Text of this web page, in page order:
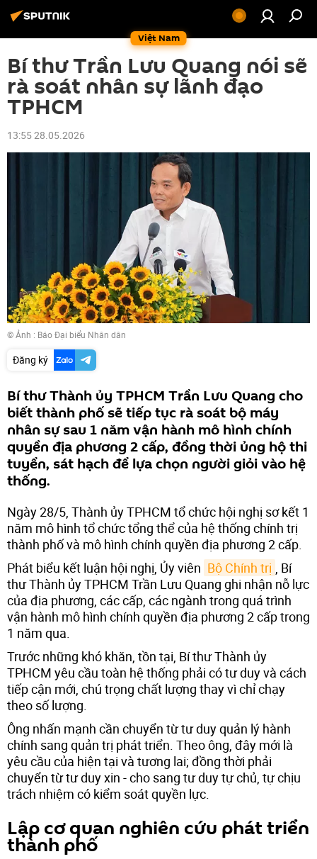
Việt Nam
Bí thư Trần Lưu Quang nói sẽ
rà soát nhân sự lãnh đạo
TPHCM
13:55 28.05.2026
© Ảnh : Báo Đại biểu Nhân dân
Đăng ký
Bí thư Thành ủy TPHCM Trần Lưu Quang cho
biết thành phố sẽ tiếp tục rà soát bộ máy
nhân sự sau 1 năm vận hành mô hình chính
quyền địa phương 2 cấp, đồng thời ủng hộ thi
tuyển, sát hạch để lựa chọn người giỏi vào hệ
thống.
Ngày 28/5, Thành ủy TPHCM tổ chức hội nghị sơ kết 1
năm mô hình tổ chức tổng thể của hệ thống chính trị
thành phố và mô hình chính quyền địa phương 2 cấp.
Phát biểu kết luận hội nghị, Ủy viên Bộ Chính trị
, Bí
thư Thành ủy TPHCM Trần Lưu Quang ghi nhận nỗ lực
của địa phương, các cấp, các ngành trong quá trình
vận hành mô hình chính quyền địa phương 2 cấp trong
1 năm qua.
Trước những khó khăn, tồn tại, Bí thư Thành ủy
TPHCM yêu cầu toàn hệ thống phải có tư duy và cách
tiếp cận mới, chú trọng chất lượng thay vì chỉ chạy
theo số lượng.
Ông nhấn mạnh cần chuyển từ tư duy quản lý hành
chính sang quản trị phát triển. Theo ông, đây mới là
yêu cầu của hiện tại và tương lai; đồng thời phải
chuyển từ tư duy xin - cho sang tư duy tự chủ, tự chịu
trách nhiệm có kiểm soát quyền lực.
Lập cơ quan nghiên cứu phát triển
thành phố